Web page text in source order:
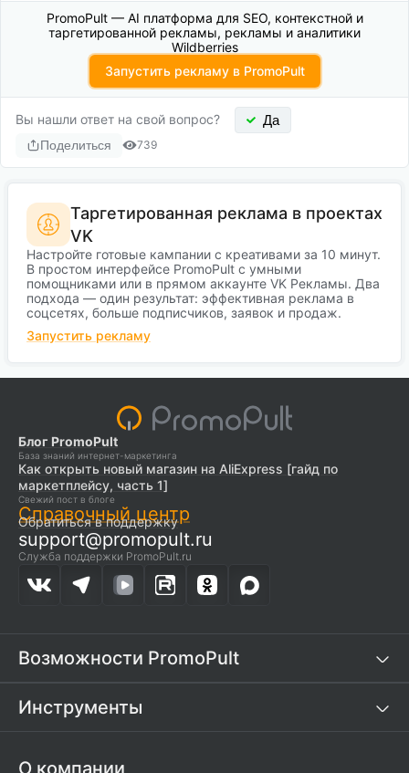
PromoPult — AI платформа для SEO, контекстной и
таргетированной рекламы, рекламы и аналитики
Wildberries
Запустить рекламу в PromoPult
Вы нашли ответ на свой вопрос? Да
Поделиться 739
Таргетированная реклама в проектах
VK
Настройте готовые кампании с креативами за 10 минут.
В простом интерфейсе PromoPult с умными
помощниками или в прямом аккаунте VK Рекламы. Два
подхода — один результат: эффективная реклама в
соцсетях, больше подписчиков, заявок и продаж.
Запустить рекламу
Блог PromoPult
База знаний интернет-маркетинга
Как открыть новый магазин на AliExpress [гайд по
маркетплейсу, часть 1]
Свежий пост в блоге
Справочный центр
Обратиться в поддержку
support@promopult.ru
Служба поддержки PromoPult.ru
Возможности PromoPult
Инструменты
О компании